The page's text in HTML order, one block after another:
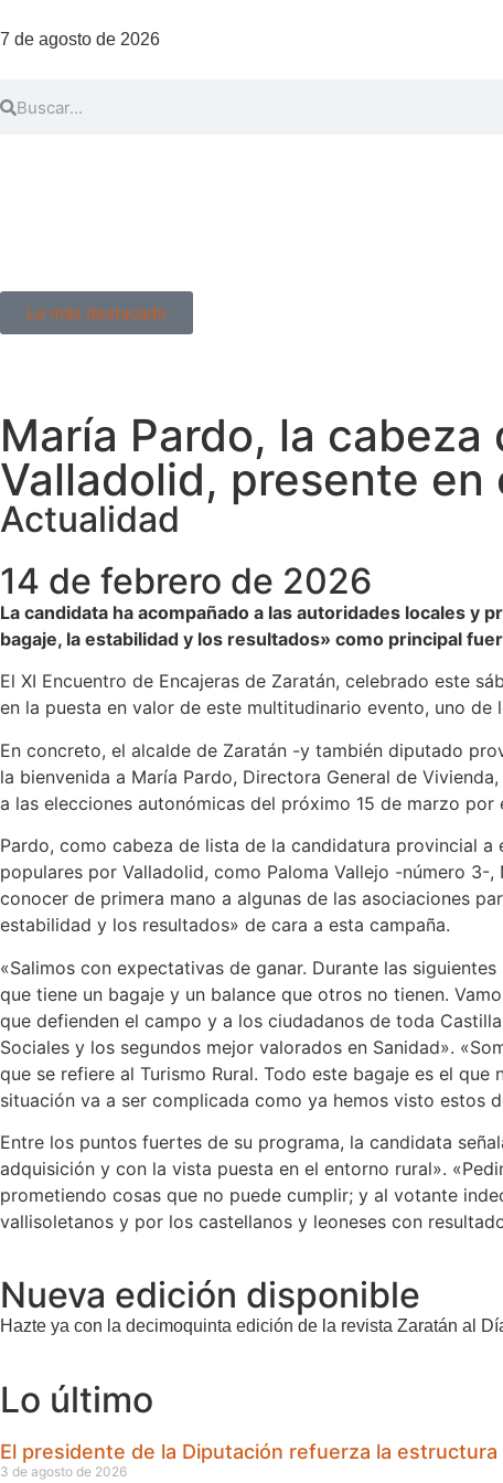
7 de agosto de 2026
Lo más destacado
María Pardo, la
Valladolid, presente en
Actualidad
14 de febrero de 2026
La candidata ha acompañado a las autoridades locales
bagaje, la estabilidad y los resultados» como principal
El XI Encuentro de Encajeras de Zaratán, celebrado este
en la puesta en valor de este multitudinario evento, uno
En concreto, el alcalde de Zaratán -y también diputado
la bienvenida a María Pardo, Directora General de
a las elecciones autonómicas del próximo 15 de marzo por
Pardo, como cabeza de lista de la candidatura provincial
populares por Valladolid, como Paloma Vallejo -número
conocer de primera mano a algunas de las asociaciones
estabilidad y los resultados» de cara a esta campaña.
«Salimos con expectativas de ganar. Durante las
que tiene un bagaje y un balance que otros no tienen.
que defienden el campo y a los ciudadanos de toda
Sociales y los segundos mejor valorados en Sanidad».
que se refiere al Turismo Rural. Todo este bagaje es el
situación va a ser complicada como ya hemos visto estos
Entre los puntos fuertes de su programa, la candidata
adquisición y con la vista puesta en el entorno rural».
prometiendo cosas que no puede cumplir; y al votante
vallisoletanos y por los castellanos y leoneses con
Nueva edición disponible
Hazte ya con la decimoquinta edición de la revista Zaratán al
Lo último
El presidente de la Diputación refuerza la
3 de agosto de 2026